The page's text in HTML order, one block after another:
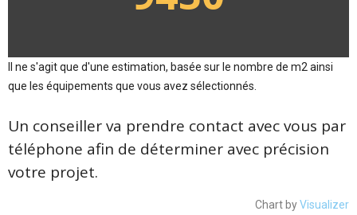
Il ne s'agit que d'une estimation, basée sur le nombre de m2 ainsi
que les équipements que vous avez sélectionnés.
Un conseiller va prendre contact avec vous par
téléphone afin de déterminer avec précision
votre projet.
Chart byVisualizer